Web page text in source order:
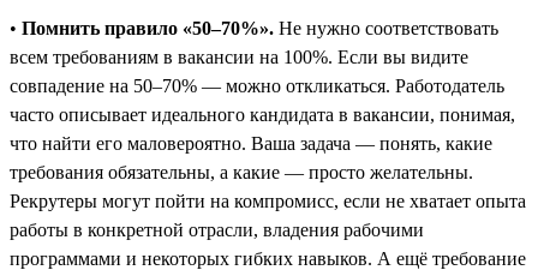
• Помнить правило «50–70%». Не нужно соответствовать
всем требованиям в вакансии на 100%. Если вы видите
совпадение на 50–70% — можно откликаться. Работодатель
часто описывает идеального кандидата в вакансии, понимая,
что найти его маловероятно. Ваша задача — понять, какие
требования обязательны, а какие ― просто желательны.
Рекрутеры могут пойти на компромисс, если не хватает опыта
работы в конкретной отрасли, владения рабочими
программами и некоторых гибких навыков. А ещё требование